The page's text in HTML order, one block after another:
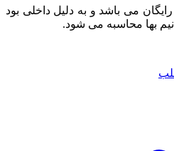
می باشد و به دلیل داخلی بود
محاسبه می شود.